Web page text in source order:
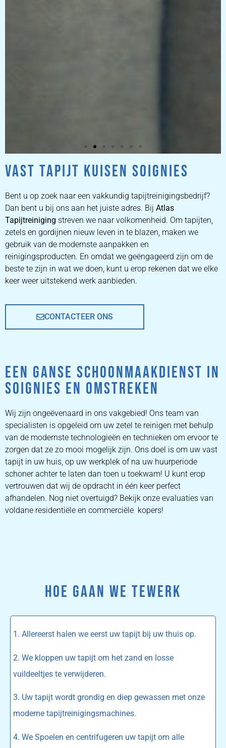
ZETEL
REINIGEN
ZETEL REINIGEN DOOR
PROFESSIONALS
PRIJZEN
VAST TAPIJT KUISEN SOIGNIES
Bent u op zoek naar een vakkundig tapijtreinigingsbedrijf?
Dan bent u bij ons aan het juiste adres. Bij Atlas
Tapijtreiniging streven we naar volkomenheid. Om tapijten,
zetels en gordijnen nieuw leven in te blazen, maken we
gebruik van de modernste aanpakken en
reinigingsproducten. En omdat we geëngageerd zijn om de
beste te zijn in wat we doen, kunt u erop rekenen dat we elke
keer weer uitstekend werk aanbieden.
CONTACTEER ONS
EEN GANSE SCHOONMAAKDIENST IN
SOIGNIES EN OMSTREKEN
Wij zijn ongeëvenaard in ons vakgebied! Ons team van
specialisten is opgeleid om uw zetel te reinigen met behulp
van de modernste technologieën en technieken om ervoor te
zorgen dat ze zo mooi mogelijk zijn. Ons doel is om uw vast
tapijt in uw huis, op uw werkplek of na uw huurperiode
schoner achter te laten dan toen u toekwam! U kunt erop
vertrouwen dat wij de opdracht in één keer perfect
afhandelen. Nog niet overtuigd? Bekijk onze evaluaties van
voldane residentiële en commerciële kopers!
HOE GAAN WE TEWERK
1. Allereerst halen we eerst uw tapijt bij uw thuis op.
2. We kloppen uw tapijt om het zand en losse
vuildeeltjes te verwijderen.
3. Uw tapijt wordt grondig en diep gewassen met onze
moderne tapijtreinigingsmachines.
4. We Spoelen en centrifugeren uw tapijt om alle